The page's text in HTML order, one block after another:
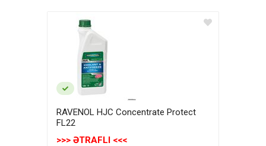
RAVENOL HJC Concentrate Protect
FL22
>>> ƏTRAFLI <<<